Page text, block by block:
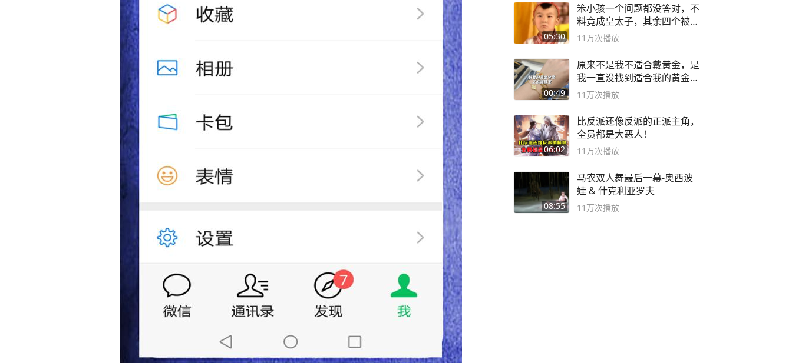
05:30
笨小孩一个问题都没答对，不
料竟成皇太子，其余四个被处
死
11万次播放
00:49
原来不是我不适合戴黄金，是
我一直没找到适合我的黄金
😭
11万次播放
06:02
比反派还像反派的正派主角，
全员都是大恶人！
11万次播放
08:55
马农双人舞最后一幕-奥西波
娃 & 什克利亚罗夫
11万次播放